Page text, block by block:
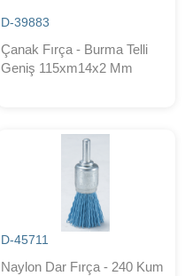
D-39883
Çanak Fırça - Burma Telli
Geniş 115xm14x2 Mm
D-45711
Naylon Dar Fırça - 240 Kum